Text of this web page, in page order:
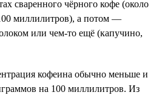
сваренного чёрного кофе (около
миллилитров), а потом —
или чем-то ещё (капучино,
кофеина обычно меньше и
на 100 миллилитров. Из